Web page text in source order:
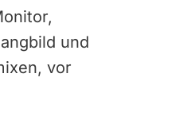
und
vor